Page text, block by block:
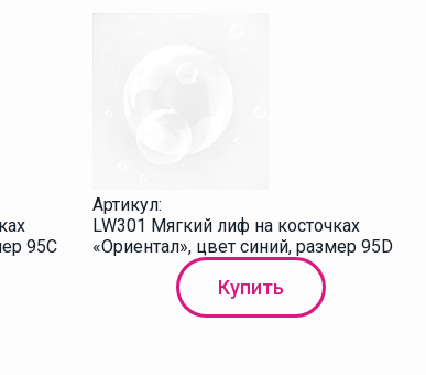
95C
Артикул:
LW301 Мягкий лиф на косточках
«Ориентал», цвет синий, размер 95D
Купить